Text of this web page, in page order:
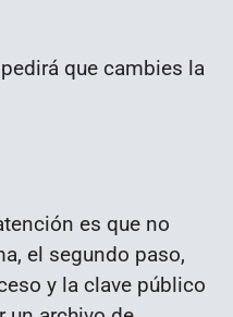
que cambies la
es que no
el segundo paso,
y la clave público